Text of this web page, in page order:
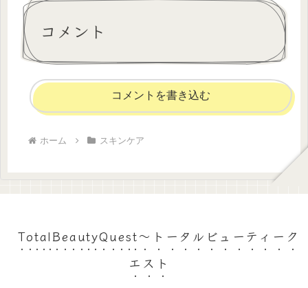
コメント
コメントを書き込む
ホーム スキンケア
TotalBeautyQuest～トータルビューティーク
エスト